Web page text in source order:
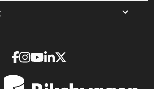
expand_more